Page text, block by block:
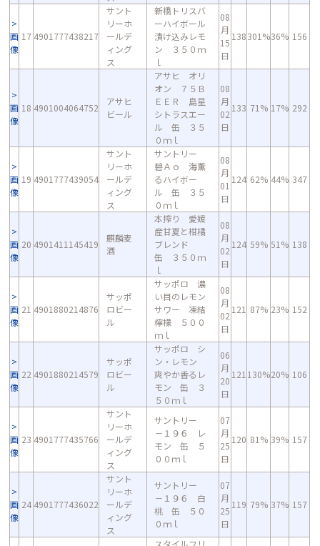
画
像
17 4901777438217
サント
リーホ
ールデ
ィング
ス
新橋トリスバ
ーハイボール
漬け込みレモ
ン ３５０ｍ
ｌ
08
月
15
日
138301%36% 156
画
像
18 4901004064752
アサヒ
ビール
アサヒ オリ
オン ７５Ｂ
ＥＥＲ 島星
シトラスエー
ル 缶 ３５
０ｍｌ
08
月
02
日
133 71% 17% 292
画
像
19 4901777439054
サント
リーホ
ールデ
ィング
ス
サントリー
碧Ａｏ 海薫
るハイボー
ル 缶 ３５
０ｍｌ
08
月
01
日
124 62% 44% 347
画
像
20 4901411145419
麒麟麦
酒
本搾り 愛媛
産甘夏と柑橘
ブレンド
缶 ３５０ｍ
ｌ
08
月
02
日
124 59% 51% 138
画
像
21 4901880214876
サッポ
ロビー
ル
サッポロ 濃
い目のレモン
サワー 凍結
檸檬 ５００
ｍｌ
08
月
02
日
121 87% 23% 152
画
像
22 4901880214579
サッポ
ロビー
ル
サッポロ シ
ン・レモン
爽やか香るレ
モン 缶 ３
５０ｍｌ
06
月
20
日
121 130%20% 106
画
像
23 4901777435766
サント
リーホ
ールデ
ィング
ス
サントリー
－１９６ レ
モン 缶 ５
００ｍｌ
07
月
25
日
120 81% 39% 157
画
像
24 4901777436022
サント
リーホ
ールデ
ィング
ス
サントリー
－１９６ 白
桃 缶 ５０
０ｍｌ
07
月
25
日
119 79% 37% 157
スタイルフリ